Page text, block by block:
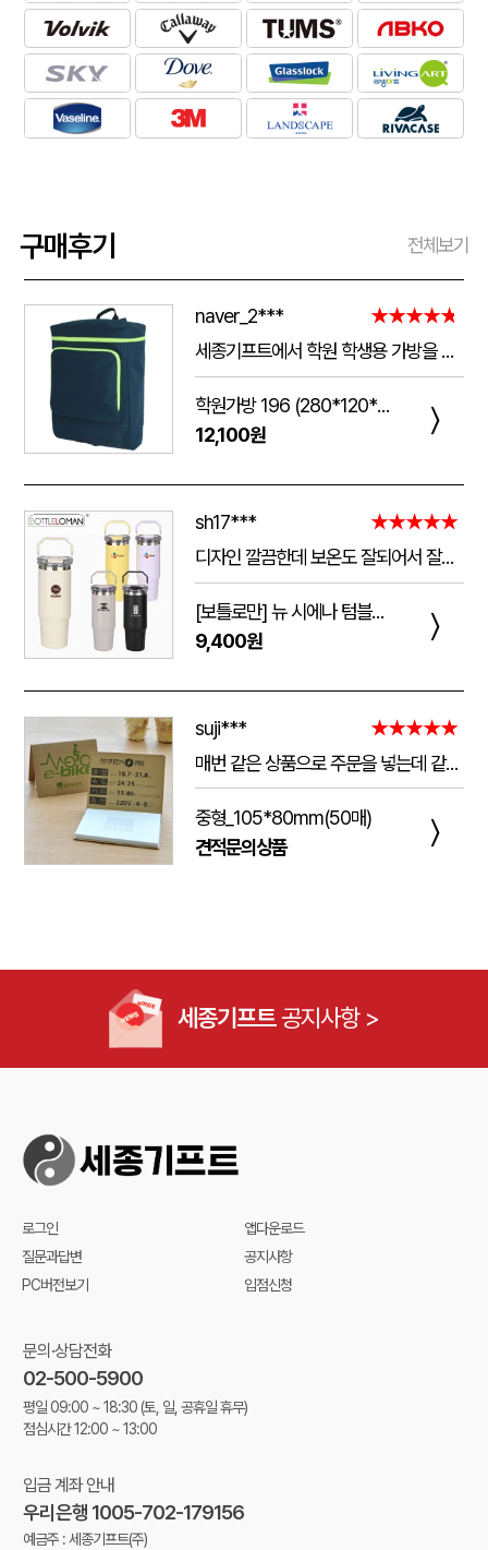
구매후기 전체보기
naver_2***
★★★★★
세종기프트에서 학원 학생용 가방을 제작했는데 전체적으로 아주 만족스럽습니다. 가방 크기가 넉넉해서 교재와 학용품을 넣기 좋고, 원단과 지퍼도 탄탄해서 아이들이 매일 사용하기에 실용적입니다. 특히 학원 로고와 문구 인쇄가 선명하고 깔끔하게 나와서 실제로 받아보니 기대했던 것보다 훨씬 고급스러웠습니다. 제작 과정에서도 요청사항을 잘 반영해 주셨고 완성도도 좋아 다음 단체 제작 때도 다시 이용하고 싶습니다.
학원가방 196 (280*120*390mm)
12,100원
〉
sh17***
★★★★★
디자인 깔끔한데 보온도 잘되어서 잘쓰고 있습니다 선물용으로 좋네요 하단에 실리콘 밀림방지 없는건 좀 아쉽네요
[보틀로만] 뉴 시에나 텀블러 900ml
9,400원
〉
suji***
★★★★★
매번 같은 상품으로 주문을 넣는데 같은 품질로 받을 수 있어서 좋습니다. 배송 기간도 적당히 잘오는거 같아요. 앞으로도 계속 이용할꺼 같습니다. 지금과 같은 품질로 유지해주세요!!
중형_105*80mm(50매)
견적문의상품
〉
세종기프트공지사항 >
로그인
앱다운로드
질문과답변
공지사항
PC버전보기
입점신청
문의·상담전화
02-500-5900
평일 09:00 ~ 18:30(토, 일, 공휴일 휴무)
점심시간 12:00 ~ 13:00
입금 계좌 안내
우리은행 1005-702-179156
예금주 : 세종기프트(주)